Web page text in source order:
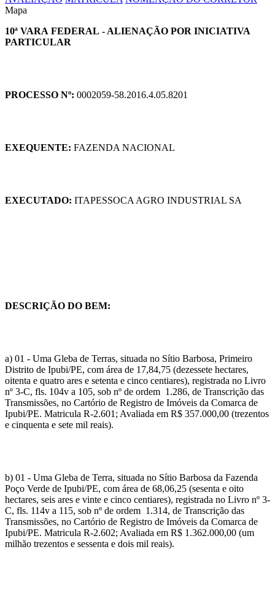
Mapa
10ª VARA FEDERAL - ALIENAÇÃO POR INICIATIVA
PARTICULAR
PROCESSO Nº: 0002059-58.2016.4.05.8201
EXEQUENTE: FAZENDA NACIONAL
EXECUTADO: ITAPESSOCA AGRO INDUSTRIAL SA
DESCRIÇÃO DO BEM:
a) 01 - Uma Gleba de Terras, situada no Sítio Barbosa, Primeiro
Distrito de Ipubi/PE, com área de 17,84,75 (dezessete hectares,
oitenta e quatro ares e setenta e cinco centiares), registrada no Livro
nº 3-C, fls. 104v a 105, sob nº de ordem 1.286, de Transcrição das
Transmissões, no Cartório de Registro de Imóveis da Comarca de
Ipubi/PE. Matricula R-2.601; Avaliada em R$ 357.000,00 (trezentos
e cinquenta e sete mil reais).
b) 01 - Uma Gleba de Terra, situada no Sítio Barbosa da Fazenda
Poço Verde de Ipubi/PE, com área de 68,06,25 (sesenta e oito
hectares, seis ares e vinte e cinco centiares), registrada no Livro nº 3-
C, fls. 114v a 115, sob nº de ordem 1.314, de Transcrição das
Transmissões, no Cartório de Registro de Imóveis da Comarca de
Ipubi/PE. Matricula R-2.602; Avaliada em R$ 1.362.000,00 (um
milhão trezentos e sessenta e dois mil reais).